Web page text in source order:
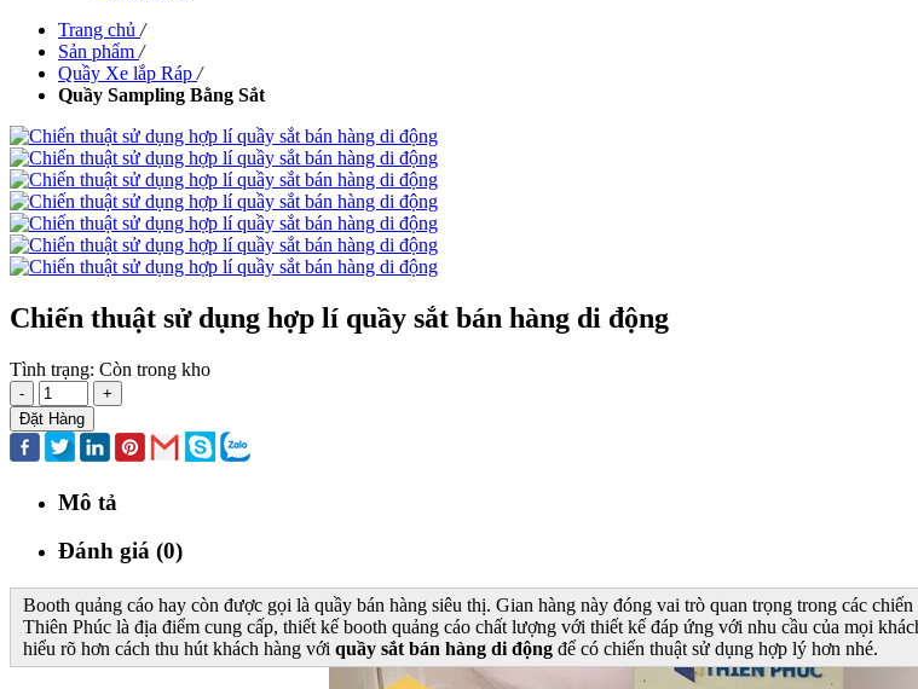
Trang chủ /
Sản phẩm /
Quầy Xe lắp Ráp /
Quầy Sampling Bằng Sắt
Chiến thuật sử dụng hợp lí quầy sắt bán hàng di động
Tình trạng: Còn trong kho
-
+
Đặt Hàng
Mô tả
Đánh giá (0)
Booth quảng cáo hay còn được gọi là quầy bán hàng siêu thị. Gian hàng này đóng vai trò quan trọng trong các
Thiên Phúc là địa điểm cung cấp, thiết kế booth quảng cáo chất lượng với thiết kế đáp ứng với nhu cầu của mọi
hiểu rõ hơn cách thu hút khách hàng với quầy sắt bán hàng di động để có chiến thuật sử dụng hợp lý hơn nhé.